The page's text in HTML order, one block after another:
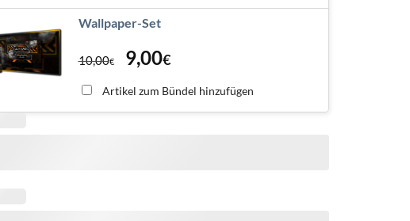
Wallpaper-Set
10,00€ 9,00€
Artikel zum Bündel hinzufügen